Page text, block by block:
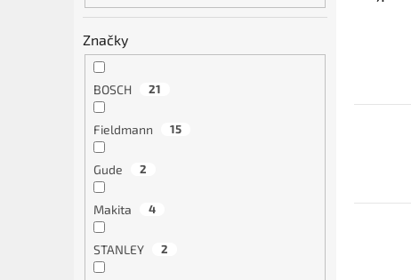
Značky
BOSCH 21
Fieldmann 15
Gude 2
Makita 4
STANLEY 2